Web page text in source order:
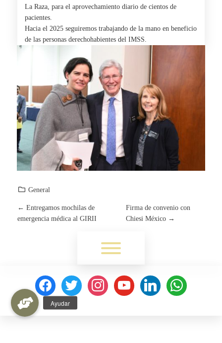
La Raza, para el aprovechamiento diario de cientos de
pacientes.
Hacia el 2025 seguiremos trabajando de la mano en beneficio
de las personas derechohabientes del IMSS.
General
P
T
N
← Entregamos mochilas de
emergencia médica al GIRII
Firma de convenio con
Chiesi México →
facebook twitter instagram youtube linkedin whatsapp